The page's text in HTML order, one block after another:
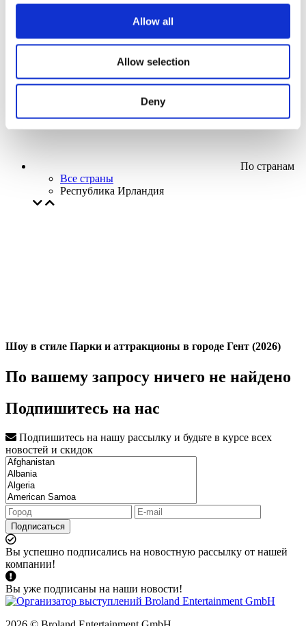
Allow all
Allow selection
Deny
Творческий вечер
Наше спецпредложение
Применить
По странам
Все страны
Республика Ирландия
Шоу в стиле Парки и аттракционы в городе Гент (2026)
По вашему запросу ничего не найдено
Подпишитесь на нас
Подпишитесь на нашу рассылку и будьте в курсе всех
новостей и скидок
Подписаться
Вы успешно подписались на новостную рассылку от нашей
компании!
Вы уже подписаны на наши новости!